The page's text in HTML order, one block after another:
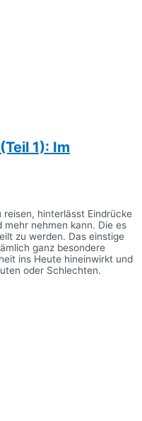
1): Im
reisen, hinterlässt Eindrücke
mehr nehmen kann. Die es
zu werden. Das einstige
ganz besondere
ins Heute hineinwirkt und
oder Schlechten.